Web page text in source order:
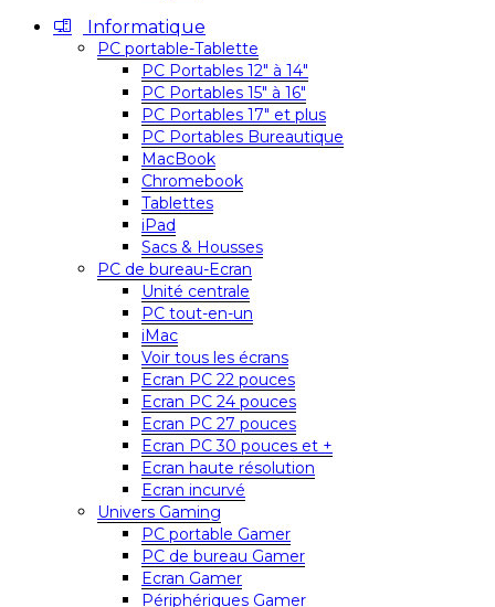
Informatique
PC portable-Tablette
PC Portables 12″ à 14″
PC Portables 15″ à 16″
PC Portables 17″ et plus
PC Portables Bureautique
MacBook
Chromebook
Tablettes
iPad
Sacs & Housses
PC de bureau-Ecran
Unité centrale
PC tout-en-un
iMac
Voir tous les écrans
Ecran PC 22 pouces
Ecran PC 24 pouces
Ecran PC 27 pouces
Ecran PC 30 pouces et +
Ecran haute résolution
Ecran incurvé
Univers Gaming
PC portable Gamer
PC de bureau Gamer
Ecran Gamer
Périphériques Gamer